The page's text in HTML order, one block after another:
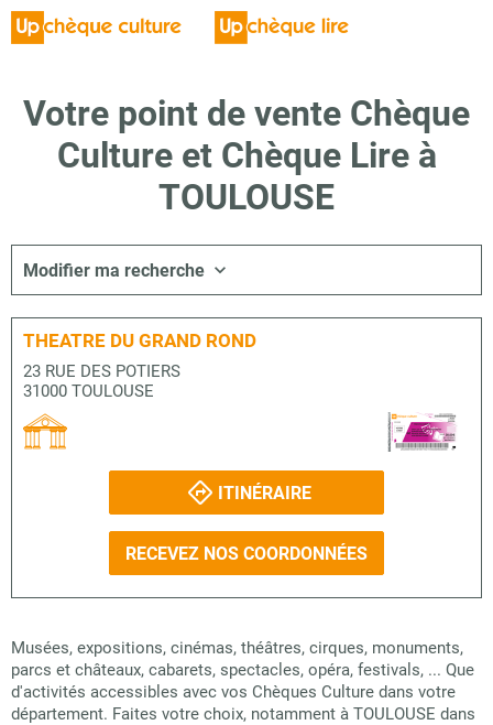
Votre point de vente Chèque
Culture et Chèque Lire à
TOULOUSE
Modifier ma recherche
THEATRE DU GRAND ROND
23 RUE DES POTIERS
31000 TOULOUSE
ITINÉRAIRE
RECEVEZ NOS COORDONNÉES
Musées, expositions, cinémas, théâtres, cirques, monuments,
parcs et châteaux, cabarets, spectacles, opéra, festivals, ... Que
d'activités accessibles avec vos Chèques Culture dans votre
département. Faites votre choix, notamment à TOULOUSE dans